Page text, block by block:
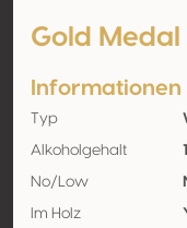
Gold Medal
Informationen
Typ
Alkoholgehalt
No/Low
Im Holz